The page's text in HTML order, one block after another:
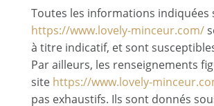
Toutes les informations indiquées
https://www.lovely-minceur.com/
à titre indicatif, et sont
Par ailleurs, les renseignements
site https://www.lovely-
pas exhaustifs. Ils sont donnés